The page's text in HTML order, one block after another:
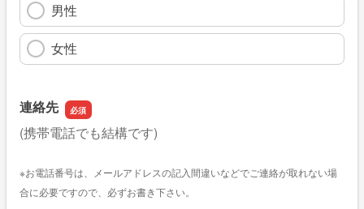
男性
女性
連絡先
(携帯電話でも結構です)
※お電話番号は、メールアドレスの記入間違いなどでご連絡が取れない場
合に必要ですので、必ずお書き下さい。